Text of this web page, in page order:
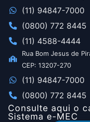
(11) 94847-7000
(0800) 772 8445
(11) 4588-4444
Rua Bom Jesus de
CEP: 13207-270
(11) 94847-7000
(0800) 772 8445
Consulte aqui o
Sistema e-MEC